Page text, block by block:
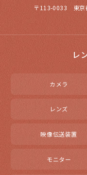
〒113-0033 東京
レ
カメラ
レンズ
映像伝送装置
モニター